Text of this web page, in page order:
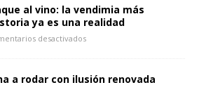
al vino: la vendimia más
ya es una realidad
desactivados
a rodar con ilusión renovada